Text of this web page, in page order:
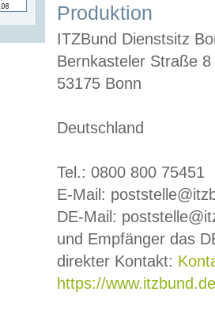
Produktion
ITZBund Dienstsitz
Bernkasteler Straße 8
53175 Bonn
Deutschland
Tel.: 0800 800 75451
E-Mail:
DE-Mail:
und Empfänger das
direkter Kontakt:
https://